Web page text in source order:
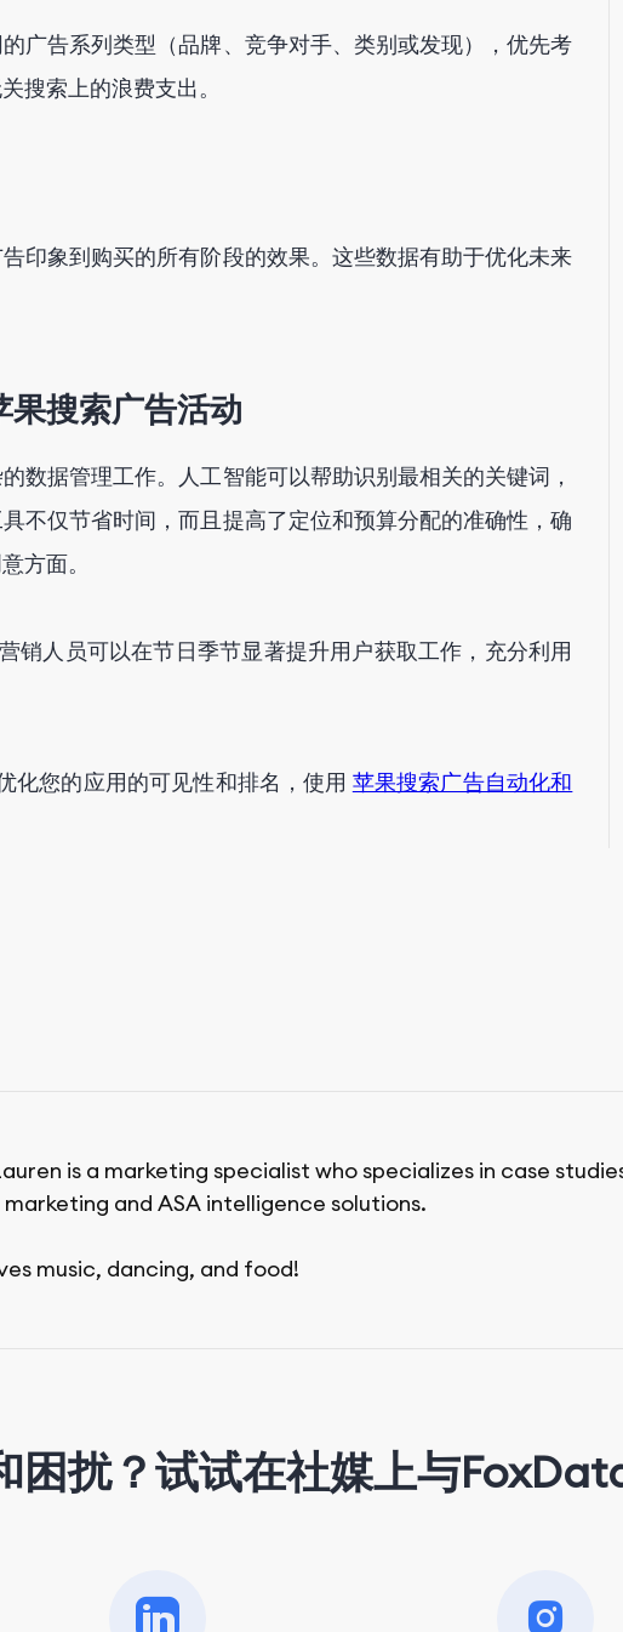
广告系列类型（品牌、竞争对手、类别或发现），优先考
搜索上的浪费支出。
印象到购买的所有阶段的效果。这些数据有助于优化未来
搜索广告活动
数据管理工作。人工智能可以帮助识别最相关的关键词，
不仅节省时间，而且提高了定位和预算分配的准确性，确
方面。
销人员可以在节日季节显著提升用户获取工作，充分利用
化您的应用的可见性和排名，使用 苹果搜索广告自动化和
is a marketing specialist who specializes in case
and ASA intelligence solutions.
music, dancing, and food!
困扰？试试在社媒上与